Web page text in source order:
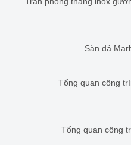
Sàn đá
Tổng quan công
Tổng quan công